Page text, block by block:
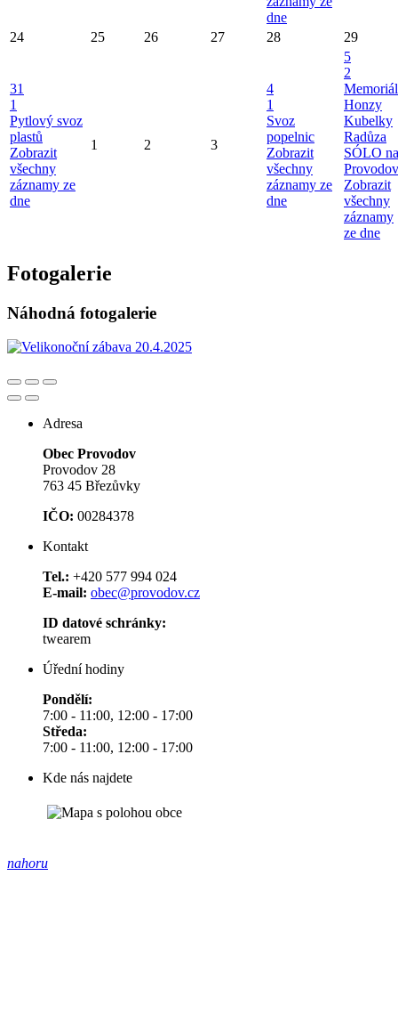
dne
24 25 26 27 28 29
31
1
Pytlový svoz
plastů
Zobrazit
všechny
záznamy ze
dne
1 2 3
4
1
Svoz
popelnic
Zobrazit
všechny
záznamy ze
dne
5
2
Memoriál
Honzy
Kubelky
Radůza
SÓLO na
Zobrazit
všechny
záznamy
ze dne
Fotogalerie
Náhodná fotogalerie
Adresa
Obec Provodov
Provodov 28
763 45 Březůvky
IČO: 00284378
Kontakt
Tel.: +420 577 994 024
E-mail: obec@provodov.cz
ID datové schránky:
twearem
Úřední hodiny
Pondělí:
7:00 - 11:00, 12:00 - 17:00
Středa:
7:00 - 11:00, 12:00 - 17:00
Kde nás najdete
nahoru